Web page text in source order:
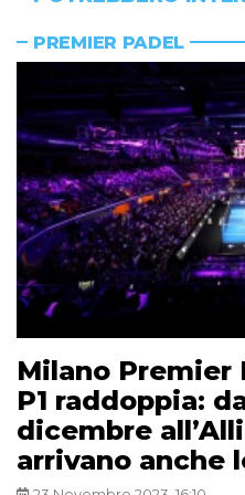
PREMIER PADEL
Milano Premier
P1 raddoppia:
dicembre
arrivano anche